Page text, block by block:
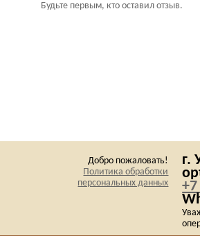
Будьте первым, кто оставил отзыв.
Добро пожаловать!
Политика обработки
персональных данных
г.